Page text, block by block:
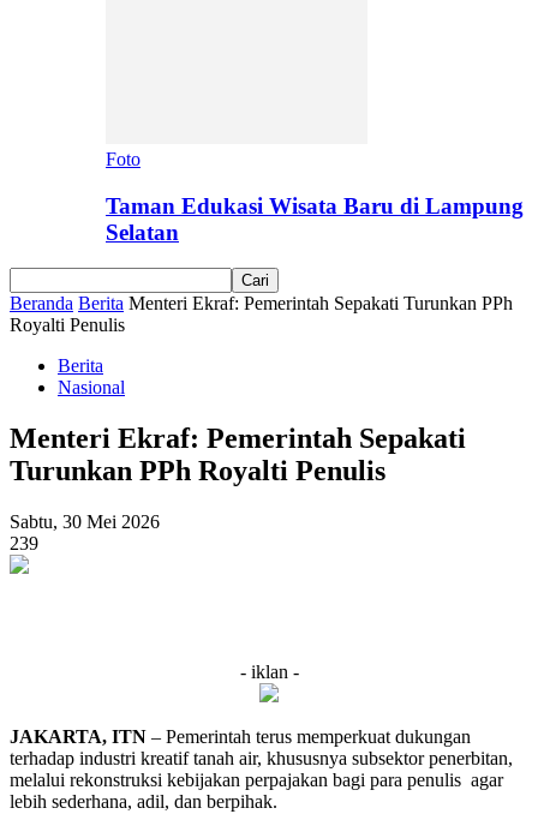
Foto
Taman Edukasi Wisata Baru di Lampung
Selatan
Beranda Berita Menteri Ekraf: Pemerintah Sepakati Turunkan PPh
Royalti Penulis
Berita
Nasional
Menteri Ekraf: Pemerintah Sepakati
Turunkan PPh Royalti Penulis
Sabtu, 30 Mei 2026
239
- iklan -
JAKARTA, ITN – Pemerintah terus memperkuat dukungan
terhadap industri kreatif tanah air, khususnya subsektor penerbitan,
melalui rekonstruksi kebijakan perpajakan bagi para penulis agar
lebih sederhana, adil, dan berpihak.